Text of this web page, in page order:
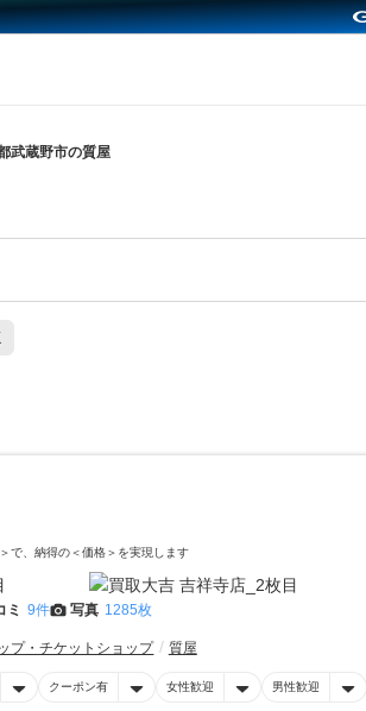
武蔵野市の質屋
で、納得の＜価格＞を実現します
ミ 9件 写真 1285枚
プ・チケットショップ 質屋
クーポン有 女性歓迎 男性歓迎